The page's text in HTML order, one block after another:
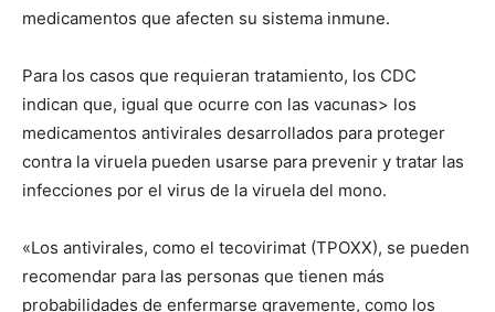
medicamentos que afecten su sistema inmune.
Para los casos que requieran tratamiento, los CDC
indican que, igual que ocurre con las vacunas> los
medicamentos antivirales desarrollados para proteger
contra la viruela pueden usarse para prevenir y tratar las
infecciones por el virus de la viruela del mono.
«Los antivirales, como el tecovirimat (TPOXX), se pueden
recomendar para las personas que tienen más
probabilidades de enfermarse gravemente, como los